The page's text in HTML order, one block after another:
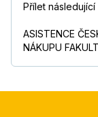
Přílet následující
ASISTENCE
NÁKUPU